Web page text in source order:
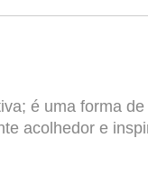
é uma forma
acolhedor e